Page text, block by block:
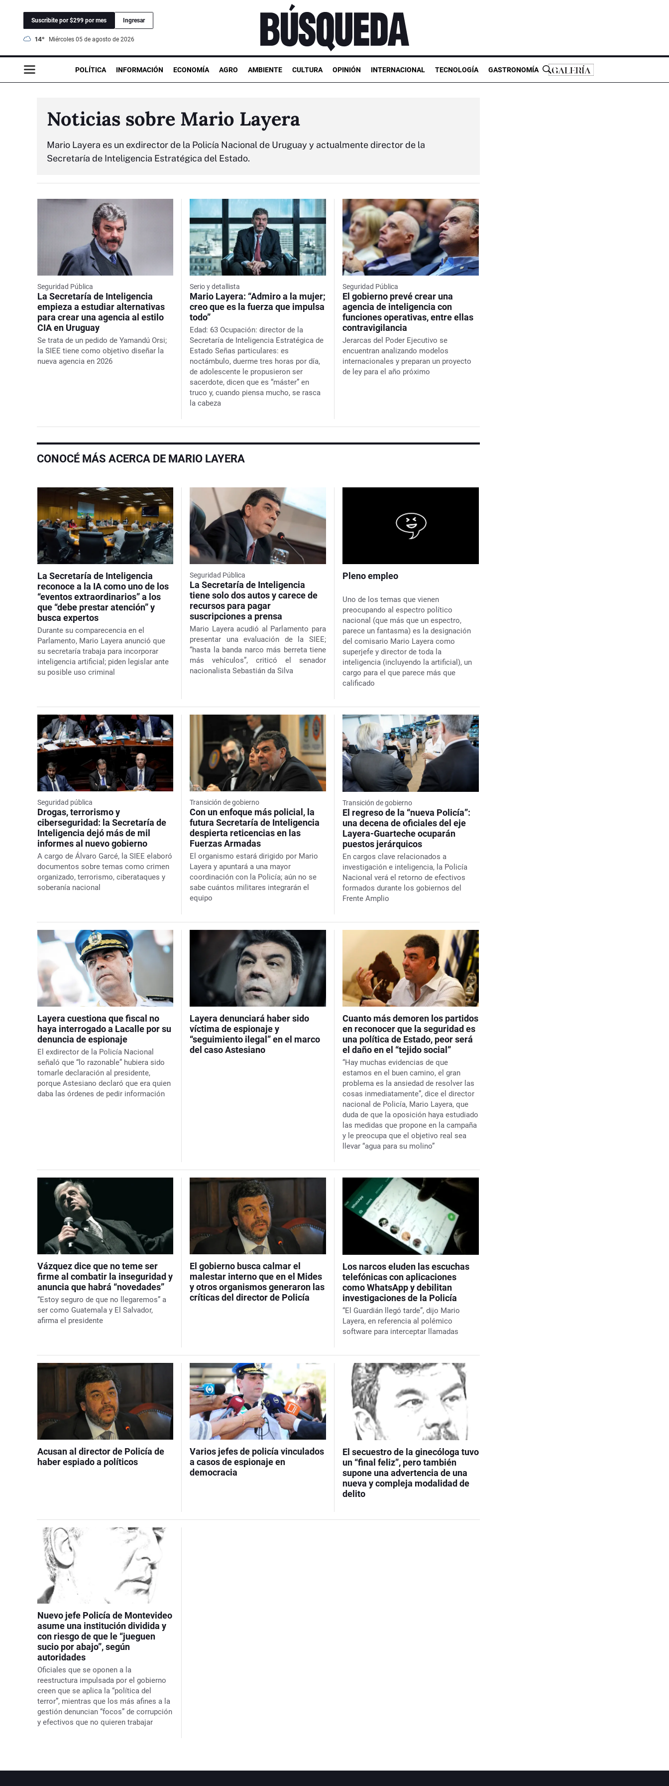
Suscribite por $299 por mes Ingresar
14° miércoles 05 de agosto de 2026
POLÍTICA INFORMACIÓN ECONOMÍA AGRO AMBIENTE CULTURA OPINIÓN INTERNACIONAL TECNOLOGÍA GASTRONOMÍA
Noticias sobre Mario Layera
Mario Layera es un exdirector de la Policía Nacional de Uruguay y actualmente director de la
Secretaría de Inteligencia Estratégica del Estado.
Seguridad Pública
La Secretaría de Inteligencia
empieza a estudiar alternativas
para crear una agencia al estilo
CIA en Uruguay
Se trata de un pedido de Yamandú Orsi;
la SIEE tiene como objetivo diseñar la
nueva agencia en 2026
Serio y detallista
Mario Layera: “Admiro a la mujer;
creo que es la fuerza que impulsa
todo”
Edad: 63 Ocupación: director de la
Secretaría de Inteligencia Estratégica de
Estado Señas particulares: es
noctámbulo, duerme tres horas por día,
de adolescente le propusieron ser
sacerdote, dicen que es “máster” en
truco y, cuando piensa mucho, se rasca
la cabeza
Seguridad Pública
El gobierno prevé crear una
agencia de inteligencia con
funciones operativas, entre ellas
contravigilancia
Jerarcas del Poder Ejecutivo se
encuentran analizando modelos
internacionales y preparan un proyecto
de ley para el año próximo
CONOCÉ MÁS ACERCA DE MARIO LAYERA
La Secretaría de Inteligencia
reconoce a la IA como uno de los
“eventos extraordinarios” a los
que “debe prestar atención” y
busca expertos
Durante su comparecencia en el
Parlamento, Mario Layera anunció que
su secretaría trabaja para incorporar
inteligencia artificial; piden legislar ante
su posible uso criminal
Seguridad Pública
La Secretaría de Inteligencia
tiene solo dos autos y carece de
recursos para pagar
suscripciones a prensa
Mario Layera acudió al Parlamento para
presentar una evaluación de la SIEE;
“hasta la banda narco más berreta tiene
más vehículos”, criticó el senador
nacionalista Sebastián da Silva
Pleno empleo
Uno de los temas que vienen
preocupando al espectro político
nacional (que más que un espectro,
parece un fantasma) es la designación
del comisario Mario Layera como
superjefe y director de toda la
inteligencia (incluyendo la artificial), un
cargo para el que parece más que
calificado
Seguridad pública
Drogas, terrorismo y
ciberseguridad: la Secretaría de
Inteligencia dejó más de mil
informes al nuevo gobierno
A cargo de Álvaro Garcé, la SIEE elaboró
documentos sobre temas como crimen
organizado, terrorismo, ciberataques y
soberanía nacional
Transición de gobierno
Con un enfoque más policial, la
futura Secretaría de Inteligencia
despierta reticencias en las
Fuerzas Armadas
El organismo estará dirigido por Mario
Layera y apuntará a una mayor
coordinación con la Policía; aún no se
sabe cuántos militares integrarán el
equipo
Transición de gobierno
El regreso de la “nueva Policía”:
una decena de oficiales del eje
Layera-Guarteche ocuparán
puestos jerárquicos
En cargos clave relacionados a
investigación e inteligencia, la Policía
Nacional verá el retorno de efectivos
formados durante los gobiernos del
Frente Amplio
Layera cuestiona que fiscal no
haya interrogado a Lacalle por su
denuncia de espionaje
El exdirector de la Policía Nacional
señaló que “lo razonable” hubiera sido
tomarle declaración al presidente,
porque Astesiano declaró que era quien
daba las órdenes de pedir información
Layera denunciará haber sido
víctima de espionaje y
“seguimiento ilegal” en el marco
del caso Astesiano
Cuanto más demoren los partidos
en reconocer que la seguridad es
una política de Estado, peor será
el daño en el “tejido social”
“Hay muchas evidencias de que
estamos en el buen camino, el gran
problema es la ansiedad de resolver las
cosas inmediatamente”, dice el director
nacional de Policía, Mario Layera, que
duda de que la oposición haya estudiado
las medidas que propone en la campaña
y le preocupa que el objetivo real sea
llevar “agua para su molino”
Vázquez dice que no teme ser
firme al combatir la inseguridad y
anuncia que habrá “novedades”
“Estoy seguro de que no llegaremos” a
ser como Guatemala y El Salvador,
afirma el presidente
El gobierno busca calmar el
malestar interno que en el Mides
y otros organismos generaron las
críticas del director de Policía
Los narcos eluden las escuchas
telefónicas con aplicaciones
como WhatsApp y debilitan
investigaciones de la Policía
“El Guardián llegó tarde”, dijo Mario
Layera, en referencia al polémico
software para interceptar llamadas
Acusan al director de Policía de
haber espiado a políticos
Varios jefes de policía vinculados
a casos de espionaje en
democracia
El secuestro de la ginecóloga tuvo
un “final feliz”, pero también
supone una advertencia de una
nueva y compleja modalidad de
delito
Nuevo jefe Policía de Montevideo
asume una institución dividida y
con riesgo de que le “jueguen
sucio por abajo”, según
autoridades
Oficiales que se oponen a la
reestructura impulsada por el gobierno
creen que se aplica la “política del
terror”, mientras que los más afines a la
gestión denuncian “focos” de corrupción
y efectivos que no quieren trabajar